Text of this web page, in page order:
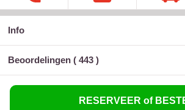
Info
Beoordelingen ( 443 )
RESERVEER of